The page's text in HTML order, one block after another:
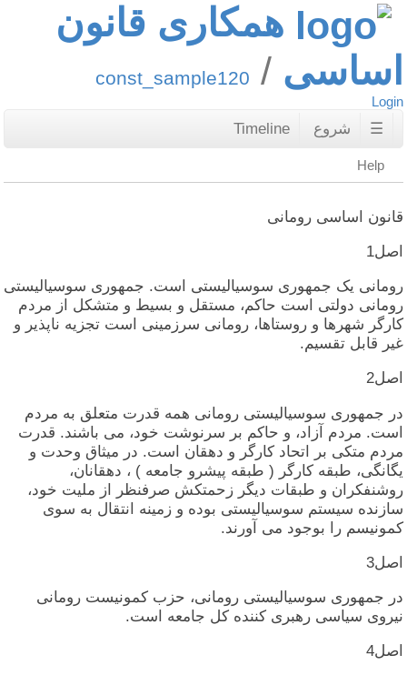
همکاری قانون
اساسی
const_sample120
Login
☰ شروع Timeline
Help
قانون اساسی رومانی
اصل‏1
رومانی‏ یک‏ جمهوری‏ سوسیالیستی‏ است‏. جمهوری‏ سوسیالیستی‏
رومانی‏ دولتی‏ است‏ حاکم‏، مستقل‏ و بسیط و متشکل‏ از مردم‏
کارگر شهرها و روستاها، رومانی‏ سرزمینی‏ است‏ تجزیه‏ ناپذیر و
غیر قابل‏ تقسیم‏.
اصل‏2
در جمهوری‏ سوسیالیستی‏ رومانی‏ همه‏ قدرت‏ متعلق‏ به‏ مردم‏
است‏. مردم‏ آزاد، و حاکم‏ بر سرنوشت‏ خود، می‏ باشند. قدرت‏
مردم‏ متکی‏ بر اتحاد کارگر و دهقان‏ است‏. در میثاق‏ وحدت‏ و
یگانگی‏، طبقه‏ کارگر ( طبقه‏ پیشرو جامعه‏ ) ، دهقانان‏،
روشنفکران‏ و طبقات‏ دیگر زحمتکش‏ صرفنظر از ملیت‏ خود،
سازنده‏ سیستم‏ سوسیالیستی‏ بوده‏ و زمینه‏ انتقال‏ به‏ سوی‏
کمونیسم‏ را بوجود می‏ آورند.
اصل‏3
در جمهوری‏ سوسیالیستی‏ رومانی‏، حزب‏ کمونیست‏ رومانی‏
نیروی‏ سیاسی‏ رهبری‏ کننده‏ کل‏ جامعه‏ است‏.
اصل‏4